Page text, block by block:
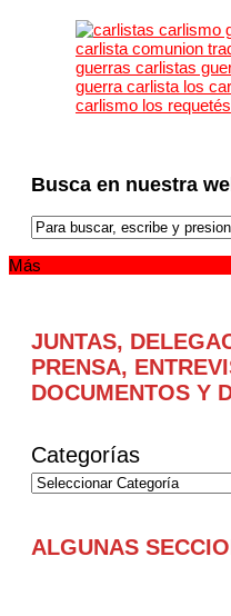
Busca en nuestra
Más
JUNTAS,
PRENSA,
DOCUMENTOS Y
Categorías
ALGUNAS